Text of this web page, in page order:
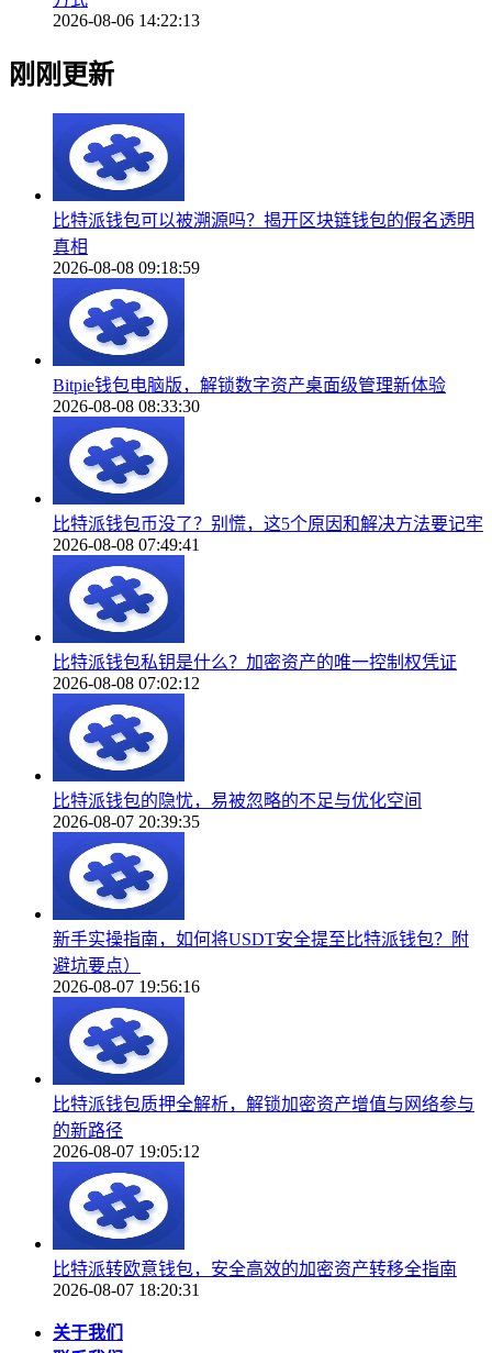
2026-08-06 14:22:13
刚刚更新
比特派钱包可以被溯源吗？揭开区块链钱包的假名透明
真相
2026-08-08 09:18:59
Bitpie钱包电脑版，解锁数字资产桌面级管理新体验
2026-08-08 08:33:30
比特派钱包币没了？别慌，这5个原因和解决方法要记牢
2026-08-08 07:49:41
比特派钱包私钥是什么？加密资产的唯一控制权凭证
2026-08-08 07:02:12
比特派钱包的隐忧，易被忽略的不足与优化空间
2026-08-07 20:39:35
新手实操指南，如何将USDT安全提至比特派钱包？附
避坑要点）
2026-08-07 19:56:16
比特派钱包质押全解析，解锁加密资产增值与网络参与
的新路径
2026-08-07 19:05:12
比特派转欧意钱包，安全高效的加密资产转移全指南
2026-08-07 18:20:31
关于我们